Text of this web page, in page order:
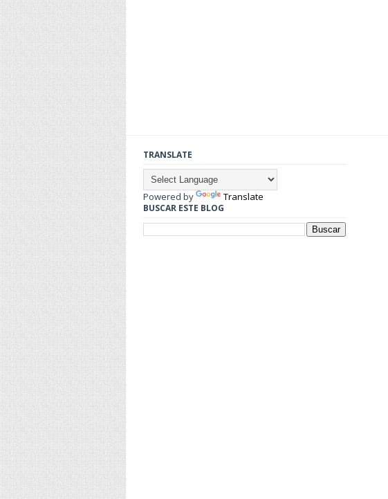
TRANSLATE
Powered by Translate
BUSCAR ESTE BLOG